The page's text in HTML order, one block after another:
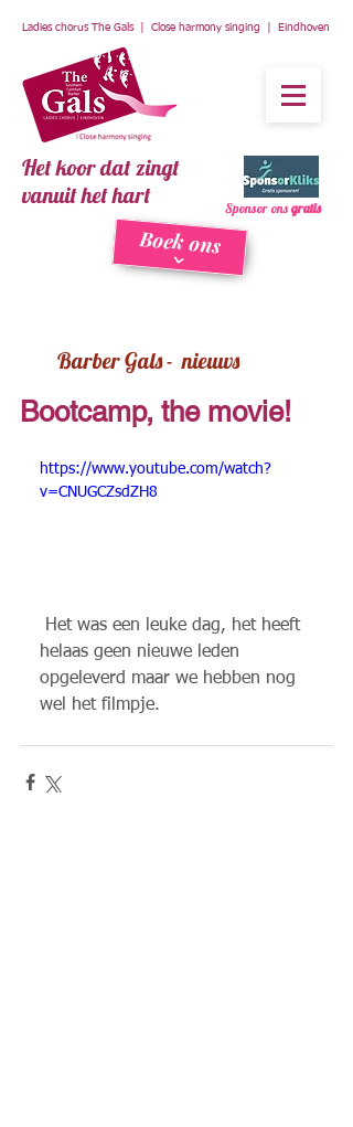
Ladies chorus The Gals | Close harmony singing | Eindhoven
Het koor dat zingt
vanuit het hart
Sponsor ons gratis
Boek ons
Barber Gals - nieuws
Bootcamp, the movie!
https://www.youtube.com/watch?
v=CNUGCZsdZH8
helaas geen nieuwe leden
opgeleverd maar we hebben nog
wel het filmpje.